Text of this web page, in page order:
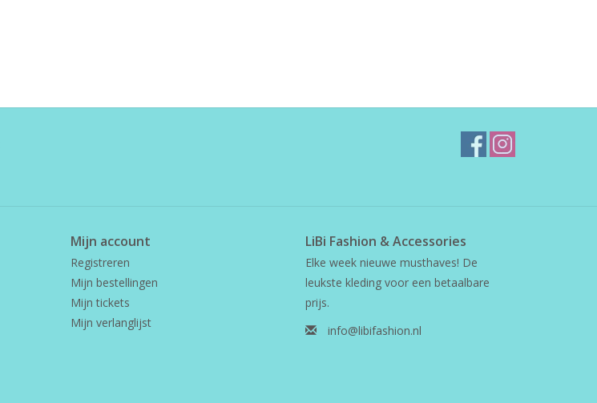
Mijn account
Registreren
Mijn bestellingen
Mijn tickets
Mijn verlanglijst
LiBi Fashion & Accessories
Elke week nieuwe musthaves! De
leukste kleding voor een betaalbare
prijs.
info@libifashion.nl